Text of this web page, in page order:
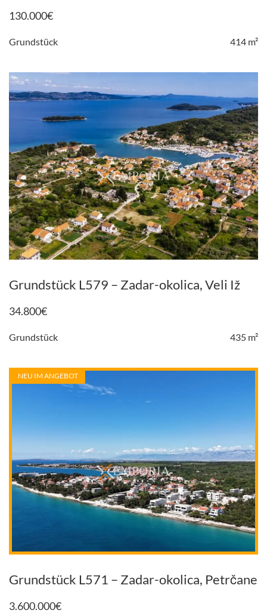
130.000€
Grundstück 414 m²
Grundstück L579 – Zadar-okolica, Veli Iž
34.800€
Grundstück 435 m²
NEU IM ANGEBOT
Grundstück L571 – Zadar-okolica, Petrčane
3.600.000€